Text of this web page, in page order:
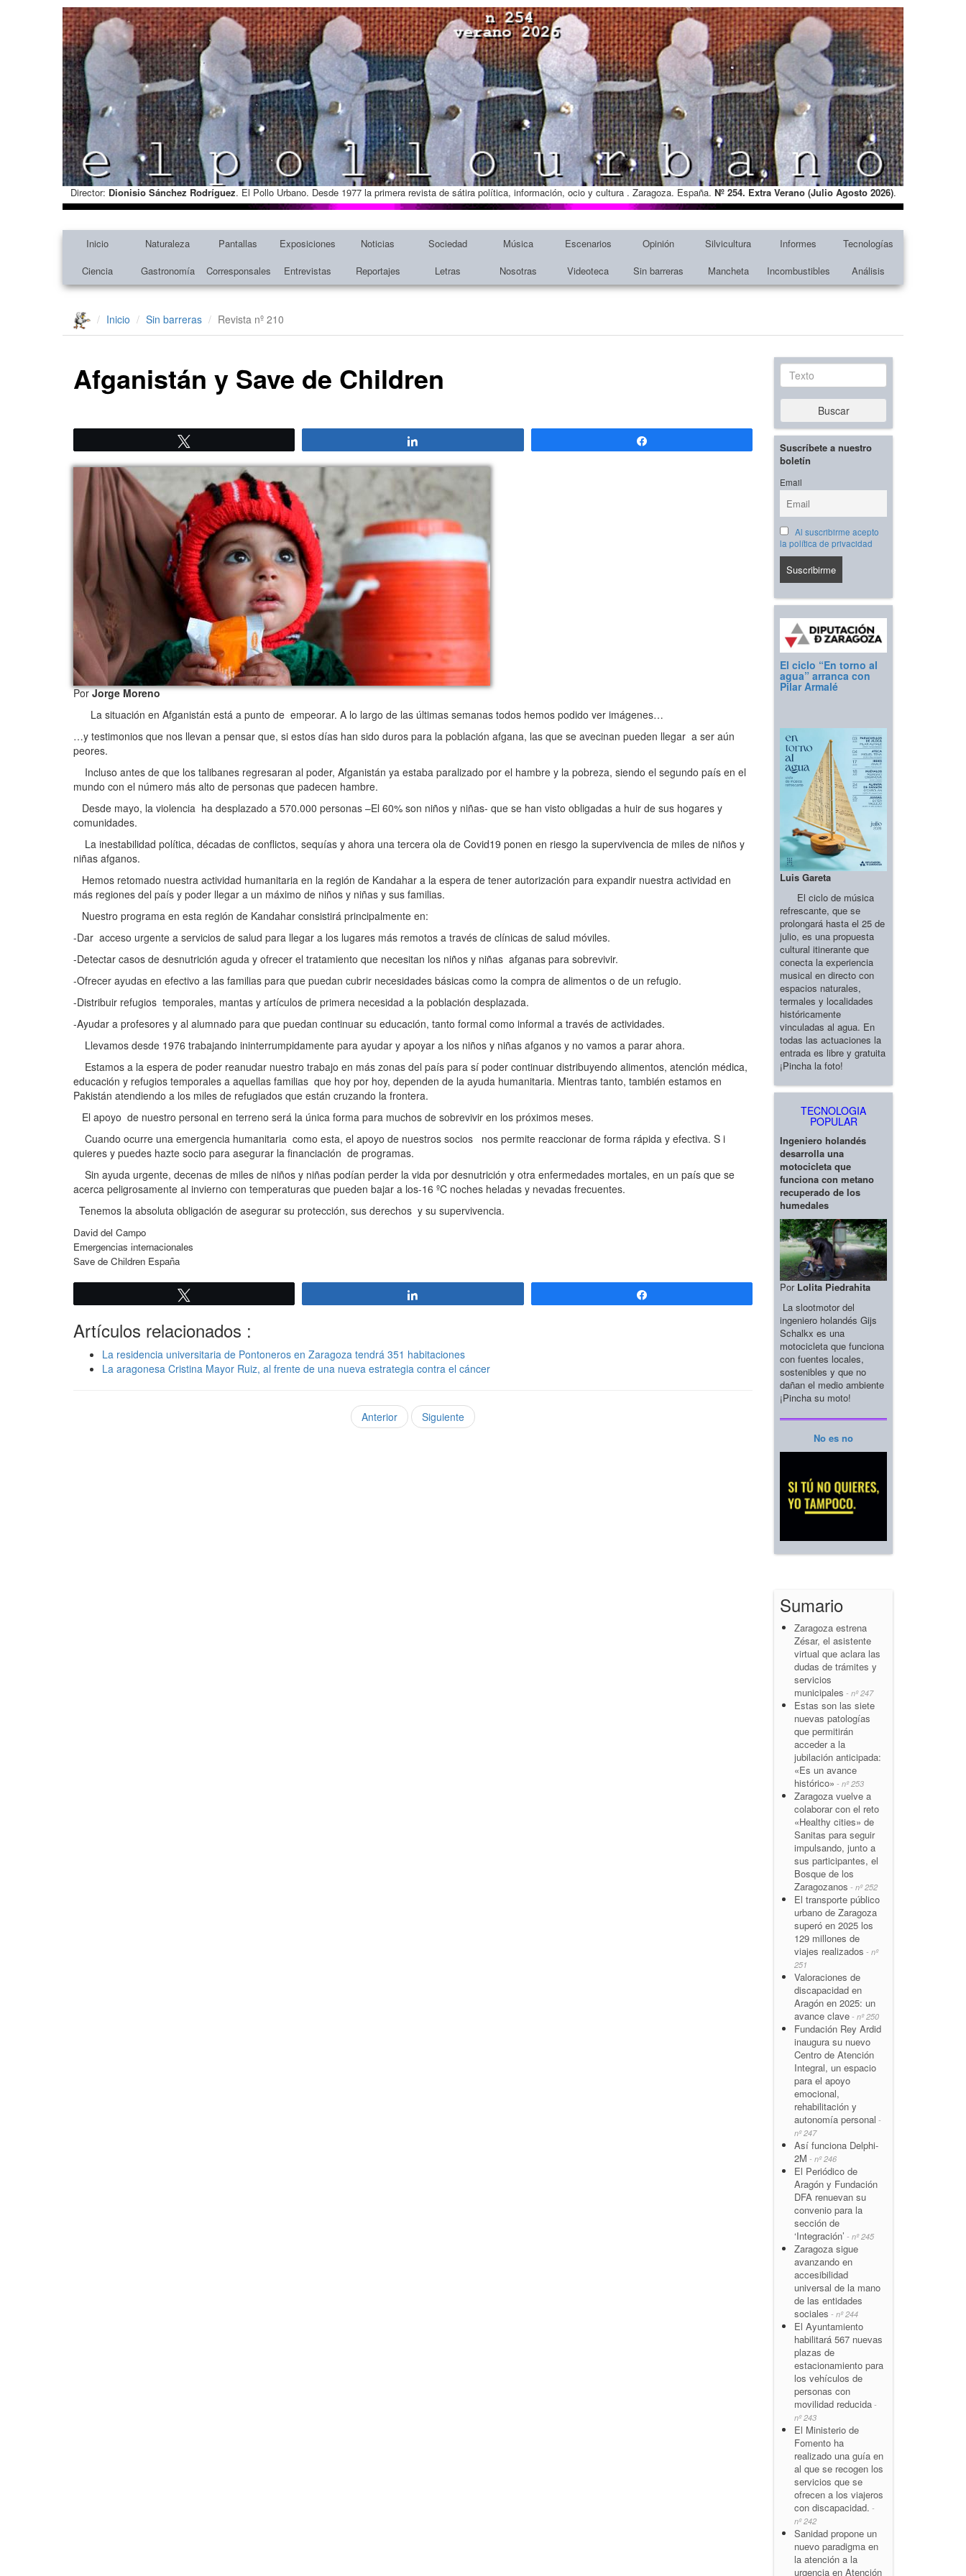
Director: Dionisio Sánchez Rodríguez. El Pollo Urbano. Desde 1977 la primera revista de sátira política, información, ocio y cultura . Zaragoza. España. Nº 254. Extra Verano (Julio Agosto 2026).
Inicio Naturaleza Pantallas Exposiciones Noticias Sociedad Música Escenarios Opinión Silvicultura Informes
Tecnologías
Ciencia
Gastronomía Corresponsales Entrevistas Reportajes Letras Nosotras Videoteca Sin barreras Mancheta Incombustibles Análisis
Inicio Sin barreras Revista nº 210
Afganistán y Save de Children
PorJorge Moreno
La situación en Afganistán está a punto de empeorar. A lo largo de las últimas semanas todos hemos podido ver imágenes…
…y testimonios que nos llevan a pensar que, si estos días han sido duros para la población afgana, las que se avecinan pueden llegar a ser aún
peores.
Incluso antes de que los talibanes regresaran al poder, Afganistán ya estaba paralizado por el hambre y la pobreza, siendo el segundo país en el
mundo con el número más alto de personas que padecen hambre.
Desde mayo, la violencia ha desplazado a 570.000 personas –El 60% son niños y niñas- que se han visto obligadas a huir de sus hogares y
comunidades.
La inestabilidad política, décadas de conflictos, sequías y ahora una tercera ola de Covid19 ponen en riesgo la supervivencia de miles de niños y
niñas afganos.
Hemos retomado nuestra actividad humanitaria en la región de Kandahar a la espera de tener autorización para expandir nuestra actividad en
más regiones del país y poder llegar a un máximo de niños y niñas y sus familias.
Nuestro programa en esta región de Kandahar consistirá principalmente en:
-Dar acceso urgente a servicios de salud para llegar a los lugares más remotos a través de clínicas de salud móviles.
-Detectar casos de desnutrición aguda y ofrecer el tratamiento que necesitan los niños y niñas afganas para sobrevivir.
-Ofrecer ayudas en efectivo a las familias para que puedan cubrir necesidades básicas como la compra de alimentos o de un refugio.
-Distribuir refugios temporales, mantas y artículos de primera necesidad a la población desplazada.
-Ayudar a profesores y al alumnado para que puedan continuar su educación, tanto formal como informal a través de actividades.
Llevamos desde 1976 trabajando ininterrumpidamente para ayudar y apoyar a los niños y niñas afganos y no vamos a parar ahora.
Estamos a la espera de poder reanudar nuestro trabajo en más zonas del país para sí poder continuar distribuyendo alimentos, atención médica,
educación y refugios temporales a aquellas familias que hoy por hoy, dependen de la ayuda humanitaria. Mientras tanto, también estamos en
Pakistán atendiendo a los miles de refugiados que están cruzando la frontera.
El apoyo de nuestro personal en terreno será la única forma para muchos de sobrevivir en los próximos meses.
Cuando ocurre una emergencia humanitaria como esta, el apoyo de nuestros socios nos permite reaccionar de forma rápida y efectiva. S i
quieres y puedes hazte socio para asegurar la financiación de programas.
Sin ayuda urgente, decenas de miles de niños y niñas podían perder la vida por desnutrición y otra enfermedades mortales, en un país que se
acerca peligrosamente al invierno con temperaturas que pueden bajar a los-16 ºC noches heladas y nevadas frecuentes.
Tenemos la absoluta obligación de asegurar su protección, sus derechos y su supervivencia.
David del Campo
Emergencias internacionales
Save de Children España
Artículos relacionados :
La residencia universitaria de Pontoneros en Zaragoza tendrá 351 habitaciones
La aragonesa Cristina Mayor Ruiz, al frente de una nueva estrategia contra el cáncer
Anterior Siguiente
Texto
Buscar
Suscríbete a nuestro
boletín
Email
Al suscribirme acepto
la política de privacidad
El ciclo “En torno al
agua” arranca con
Pilar Armalé
Luis Gareta
El ciclo de música
refrescante, que se
prolongará hasta el 25 de
julio, es una propuesta
cultural itinerante que
conecta la experiencia
musical en directo con
espacios naturales,
termales y localidades
históricamente
vinculadas al agua. En
todas las actuaciones la
entrada es libre y gratuita
¡Pincha la foto!
TECNOLOGIA
POPULAR
Ingeniero holandés
desarrolla una
motocicleta que
funciona con metano
recuperado de los
humedales
Por Lolita Piedrahita
La slootmotor del
ingeniero holandés Gijs
Schalkx es una
motocicleta que funciona
con fuentes locales,
sostenibles y que no
dañan el medio ambiente
¡Pincha su moto!
No es no
Sumario
Zaragoza estrena
Zésar, el asistente
virtual que aclara las
dudas de trámites y
servicios
municipales - nº 247
Estas son las siete
nuevas patologías
que permitirán
acceder a la
jubilación anticipada:
«Es un avance
histórico» - nº 253
Zaragoza vuelve a
colaborar con el reto
«Healthy cities» de
Sanitas para seguir
impulsando, junto a
sus participantes, el
Bosque de los
Zaragozanos - nº 252
El transporte público
urbano de Zaragoza
superó en 2025 los
129 millones de
viajes realizados - nº
251
Valoraciones de
discapacidad en
Aragón en 2025: un
avance clave - nº 250
Fundación Rey Ardid
inaugura su nuevo
Centro de Atención
Integral, un espacio
para el apoyo
emocional,
rehabilitación y
autonomía personal -
nº 247
Así funciona Delphi-
2M - nº 246
El Periódico de
Aragón y Fundación
DFA renuevan su
convenio para la
sección de
‘Integración’ - nº 245
Zaragoza sigue
avanzando en
accesibilidad
universal de la mano
de las entidades
sociales - nº 244
El Ayuntamiento
habilitará 567 nuevas
plazas de
estacionamiento para
los vehículos de
personas con
movilidad reducida -
nº 243
El Ministerio de
Fomento ha
realizado una guía en
al que se recogen los
servicios que se
ofrecen a los viajeros
con discapacidad. -
nº 242
Sanidad propone un
nuevo paradigma en
la atención a la
urgencia en Atención